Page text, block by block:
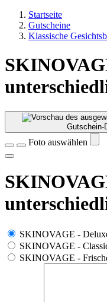
Startseite
Gutscheine
Klassische
Gutschein-
Foto auswählen
SKINOVAGE -
SKINOVAGE -
SKINOVAGE -